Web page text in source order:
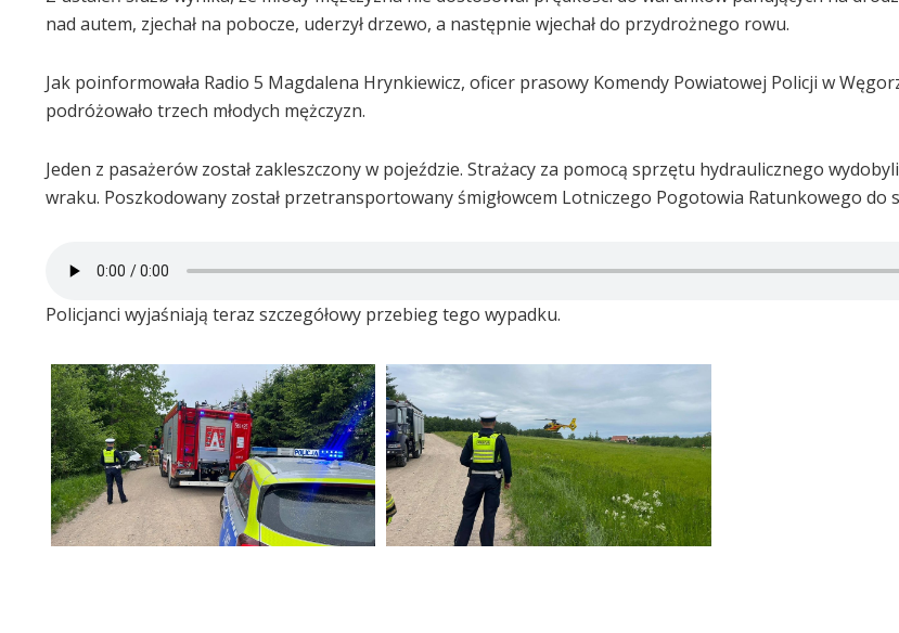
nad autem, zjechał na pobocze, uderzył drzewo, a następnie wjechał do przydrożnego rowu.
Jak poinformowała Radio 5 Magdalena Hrynkiewicz, oficer prasowy Komendy Powiatowej Policji w
podróżowało trzech młodych mężczyzn.
Jeden z pasażerów został zakleszczony w pojeździe. Strażacy za pomocą sprzętu hydraulicznego
wraku. Poszkodowany został przetransportowany śmigłowcem Lotniczego Pogotowia Ratunkowego do
Policjanci wyjaśniają teraz szczegółowy przebieg tego wypadku.